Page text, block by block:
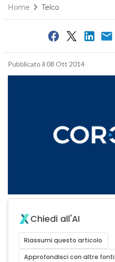
Home Telco
Pubblicato il 08 Ott 2014
Chiedi all'AI
Riassumi questo articolo
Approfondisci con altre fonti